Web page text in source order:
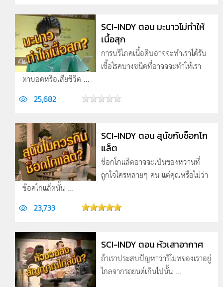
SCI-INDY ตอน มะนาวไม่ทำให้
เนื้อสุก
การบริโภคเนื้อดิบอาจจะทำเราได้รับ
เชื้อโรคบางชนิดที่อาจจจะทำให้เรา
ตาบอดหรือเสียชีวิต ...
25,682
SCI-INDY ตอน สุนัขกับช็อกโก
แล็ต
ช็อกโกแล็ตอาจจะเป็นของหวานที่
ถูกใจใครหลายๆ คน แต่คุณหรือไม่ว่า
ช้อคโกแล็ตนั้น ...
23,733
SCI-INDY ตอน หัวเสาอากาศ
ถ้าเราประสบปัญหาว่ารีโมทของเราอยู่
ไกลจากรถยนต์เกินไปนั้น ...